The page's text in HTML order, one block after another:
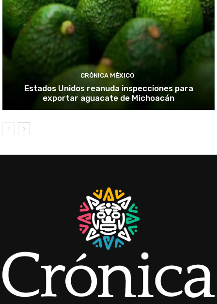
CRÓNICA MÉXICO
Estados Unidos reanuda inspecciones para
exportar aguacate de Michoacán